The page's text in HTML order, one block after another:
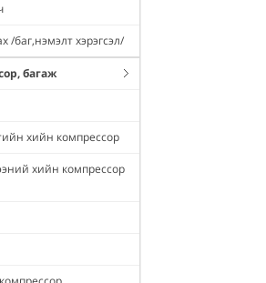
/баг,нэмэлт хэрэгсэл/
багаж
хийн компрессор
хийн компрессор